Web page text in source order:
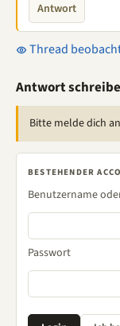
Antwort
Thread
Antwort
Bitte melde dich
BESTEHENDER
Benutzername
Passwort